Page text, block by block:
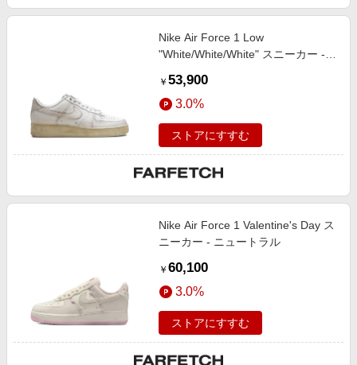
Nike Air Force 1 Low
"White/White/White" スニーカー -
￥ 53,900
3.0%
ストアにすすむ
Nike Air Force 1 Valentine's Day ス
ニーカー - ニュートラル
￥ 60,100
3.0%
ストアにすすむ